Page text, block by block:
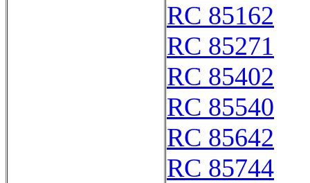
RC 85162
RC 85271
RC 85402
RC 85540
RC 85642
RC 85744